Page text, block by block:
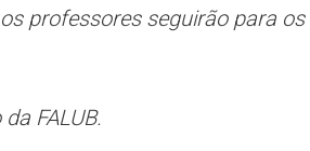
professores seguirão para
FALUB.